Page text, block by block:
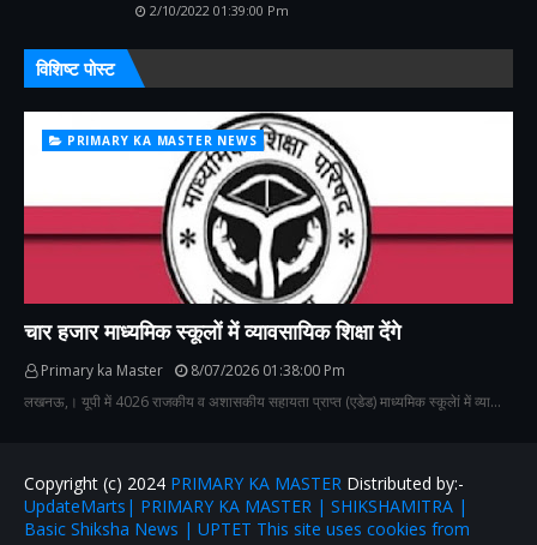
2/10/2022 01:39:00 Pm
विशिष्ट पोस्ट
PRIMARY KA MASTER NEWS
चार हजार माध्यमिक स्कूलों में व्यावसायिक शिक्षा देंगे
Primary ka Master
8/07/2026 01:38:00 Pm
लखनऊ,। यूपी में 4026 राजकीय व अशासकीय सहायता प्राप्त (एडेड) माध्यमिक स्कूलेां में व्या…
Copyright (c) 2024 PRIMARY KA MASTER Distributed by:-
UpdateMarts| PRIMARY KA MASTER | SHIKSHAMITRA |
Basic Shiksha News | UPTET This site uses cookies from